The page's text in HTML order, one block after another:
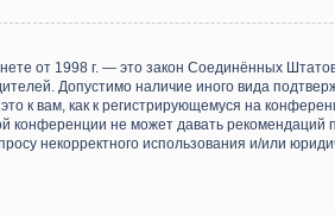
от 1998 г. — это закон Соединённых
Допустимо наличие иного вида
к вам, как к регистрирующемуся на
конференции не может давать рекомендаций
некорректного использования и/или